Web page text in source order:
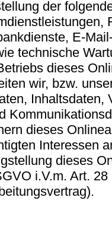
der
E-
technische
dieses
wir, bzw.
Inhaltsdaten,
dieses
Interessen
dieses
i.V.m. Art.